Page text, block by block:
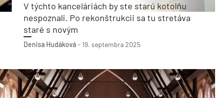
V týchto kanceláriách by ste starú kotolňu
nespoznali. Po rekonštrukcii sa tu stretáva
staré s novým
Denisa Hudáková- 19. septembra 2025